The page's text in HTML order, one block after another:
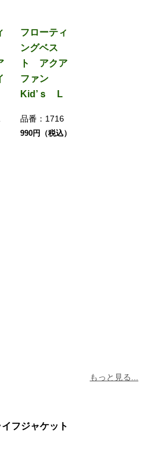
フローティ
ングベス
ト アクア
ファン
Kid’ｓ L
品番： 1716
990円（税込）
もっと見る...
フジャケット